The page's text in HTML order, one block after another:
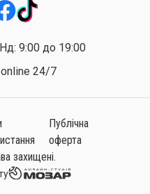
9:00 до 19:00
24/7
Публічна
оферта
захищені.